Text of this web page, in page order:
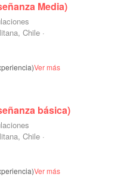
Media)
Chile ·
Ver más
básica)
Chile ·
Ver más